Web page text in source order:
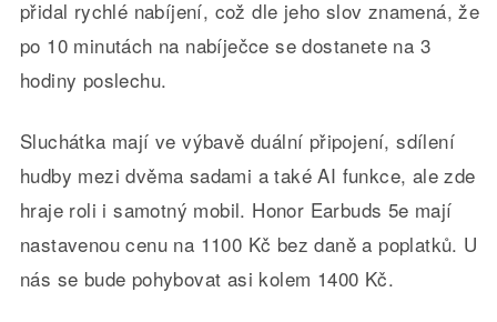
přidal rychlé nabíjení, což dle jeho slov znamená, že
po 10 minutách na nabíječce se dostanete na 3
hodiny poslechu.
Sluchátka mají ve výbavě duální připojení, sdílení
hudby mezi dvěma sadami a také AI funkce, ale zde
hraje roli i samotný mobil. Honor Earbuds 5e mají
nastavenou cenu na 1100 Kč bez daně a poplatků. U
nás se bude pohybovat asi kolem 1400 Kč.